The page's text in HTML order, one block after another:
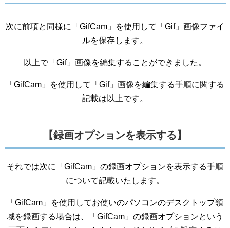
次に前項と同様に「GifCam」を使用して「Gif」画像ファイ
ルを保存します。
以上で「Gif」画像を編集することができました。
「GifCam」を使用して「Gif」画像を編集する手順に関する
記載は以上です。
【録画オプションを表示する】
それでは次に「GifCam」の録画オプションを表示する手順
について記載いたします。
「GifCam」を使用してお使いのパソコンのデスクトップ領
域を録画する場合は、「GifCam」の録画オプションという